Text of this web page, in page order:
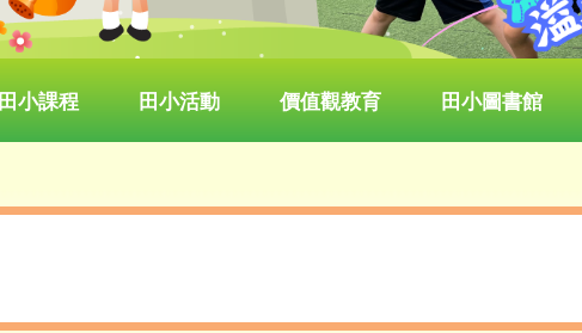
田小課程 田小活動 價值觀教育 田小圖書館